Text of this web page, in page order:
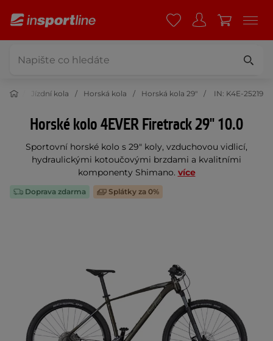
Jízdní kola Horská kola Horská kola 29" IN: K4E-25219
Horské kolo 4EVER Firetrack 29'' 10.0
Sportovní horské kolo s 29" koly, vzduchovou vidlicí,
hydraulickými kotoučovými brzdami a kvalitními
komponenty Shimano. více
Doprava zdarma Splátky za 0%